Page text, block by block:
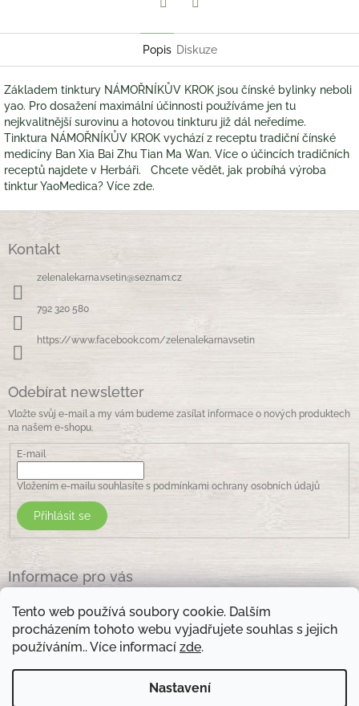
Tento web používá soubory cookie. Dalším
procházením tohoto webu vyjadřujete souhlas s jejich
používáním.. Více informací zde.
Nastavení
Popis Diskuze
Základem tinktury NÁMOŘNÍKŮV KROK jsou čínské bylinky neboli
yao. Pro dosažení maximální účinnosti používáme jen tu
nejkvalitnější surovinu a hotovou tinkturu již dál neředíme.
Tinktura NÁMOŘNÍKŮV KROK vychází z receptu tradiční čínské
medicíny Ban Xia Bai Zhu Tian Ma Wan. Více o účincích tradičních
receptů najdete v Herbáři. Chcete vědět, jak probíhá výroba
tinktur YaoMedica? Více zde.
Kontakt
zelenalekarna.vsetin@seznam.cz
792 320 580
https://www.facebook.com/zelenalekarnavsetin
Odebírat newsletter
Vložte svůj e-mail a my vám budeme zasílat informace o nových produktech
na našem e-shopu.
E-mail
Vložením e-mailu souhlasíte s podmínkami ochrany osobních údajů
Přihlásit se
Informace pro vás
Obchodní podmínky
Podmínky ochrany osobních údajů
Kontakty
Otevírací doba prodejny: pondělí - pátek - 8.30 -17.00 , sobota 9.00-11 .00